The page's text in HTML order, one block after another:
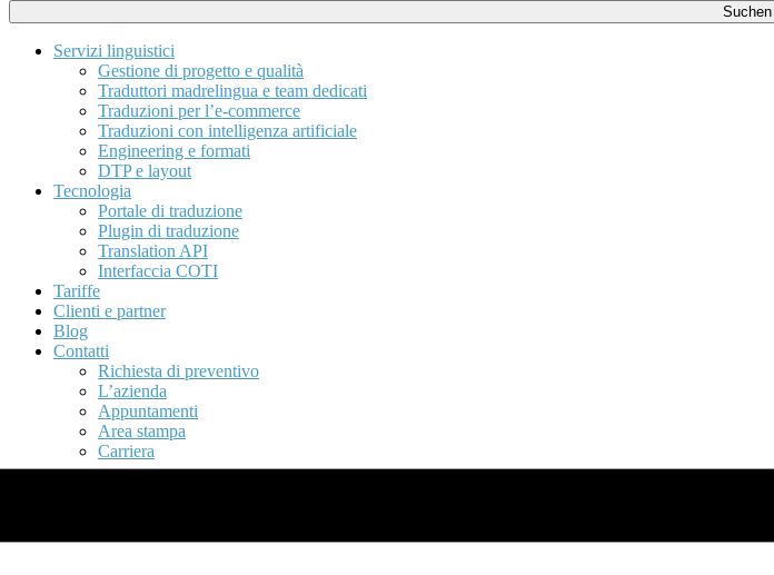
Servizi linguistici
Gestione di progetto e qualità
Traduttori madrelingua e team dedicati
Traduzioni per l’e-commerce
Traduzioni con intelligenza artificiale
Engineering e formati
DTP e layout
Tecnologia
Portale di traduzione
Plugin di traduzione
Translation API
Interfaccia COTI
Tariffe
Clienti e partner
Blog
Contatti
Richiesta di preventivo
L’azienda
Appuntamenti
Area stampa
Carriera